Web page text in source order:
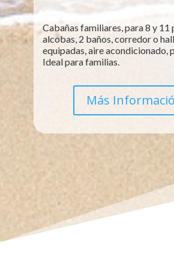
Cabañas familiares, para 8 y 11
alcobas, 2 baños, corredor o
equipadas, aire acondicionado,
Ideal para familias.
Más